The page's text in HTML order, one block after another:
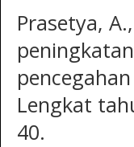
Prasetya,
Lengkat
40.